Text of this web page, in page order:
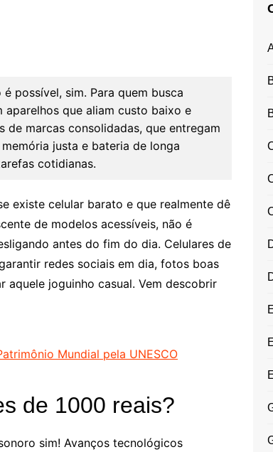
possível, sim. Para quem busca
aparelhos que aliam custo baixo e
marcas consolidadas, que entregam
justa e bateria de longa
cotidianas.
existe celular barato e que realmente dê
de modelos acessíveis, não é
antes do fim do dia. Celulares de
redes sociais em dia, fotos boas
aquele joguinho casual. Vem descobrir
Mundial pela UNESCO
de 1000 reais?
sim! Avanços tecnológicos